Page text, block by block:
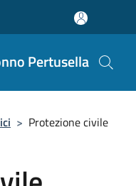
Pertusella
> Protezione civile